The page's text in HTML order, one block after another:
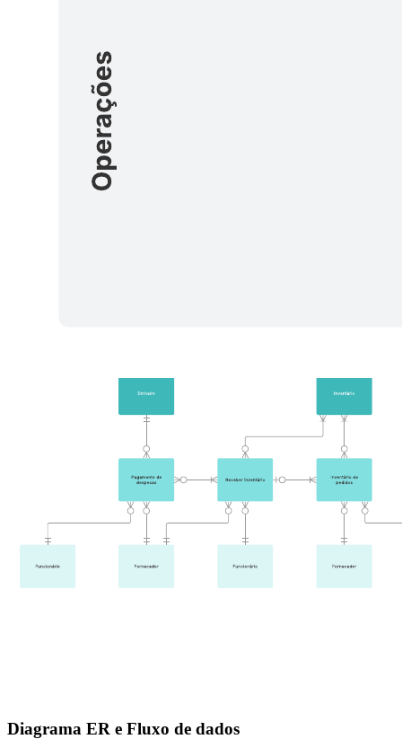
Entender se você tem lacunas ou ineficiências em sua cadeia
de ferramentas.
Fazer melhorias e automatizar mais seu processo de
desenvolvimento.
Abra este modelo para exibir um exemplo detalhado de uma cadeia
de ferramentas e de um fluxo de processo DevOps, personalizável
de acordo com seu caso de uso.
Diagrama ER e Fluxo de dados